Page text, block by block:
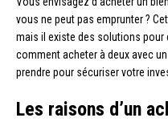
vous ne peut pas emprunter ?
mais il existe des solutions pour
comment acheter à deux avec
prendre pour sécuriser votre
Les raisons d’un